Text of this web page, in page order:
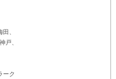
、
戸、
ーク